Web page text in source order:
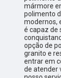
mármore
polimento
modernos,
é capaz de
opção de
granito e
entrar em
de atender